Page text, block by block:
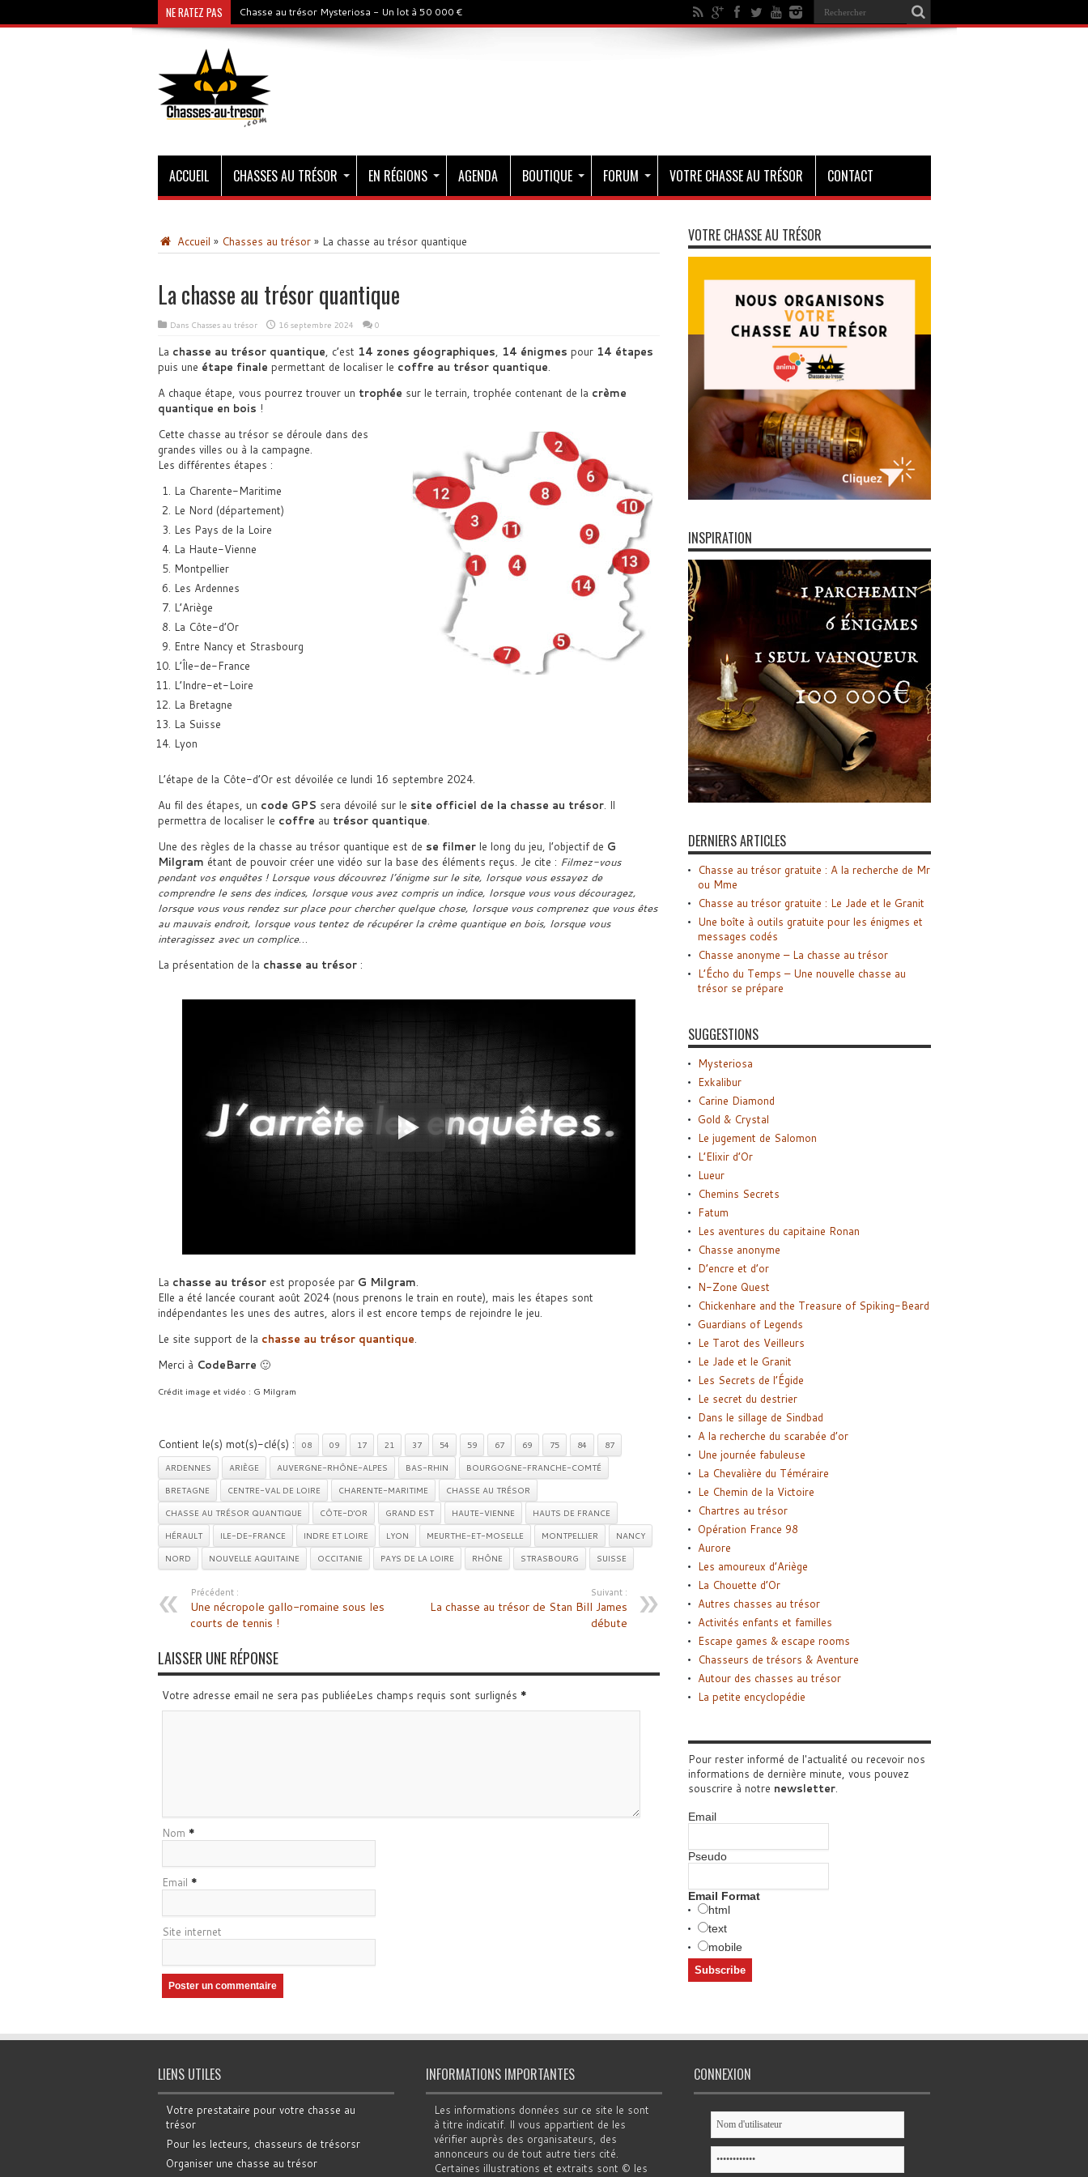
NE RATEZ PAS Chasse au trésor Mysteriosa - Un lot à 50 000 €
ACCUEIL CHASSES AU TRÉSOR EN RÉGIONS AGENDA BOUTIQUE FORUM VOTRE CHASSE AU TRÉSOR CONTACT
Accueil » Chasses au trésor » La chasse au trésor quantique
La chasse au trésor quantique
Dans Chasses au trésor 16 septembre 2024 0
La chasse au trésor quantique, c’est 14 zones géographiques, 14 énigmes pour 14 étapes
puis une étape finale permettant de localiser le coffre au trésor quantique.
A chaque étape, vous pourrez trouver un trophée sur le terrain, trophée contenant de la crème
quantique en bois !
Cette chasse au trésor se déroule dans des
grandes villes ou à la campagne.
Les différentes étapes :
La Charente-Maritime
Le Nord (département)
Les Pays de la Loire
La Haute-Vienne
Montpellier
Les Ardennes
L’Ariège
La Côte-d’Or
Entre Nancy et Strasbourg
L’Île-de-France
L’Indre-et-Loire
La Bretagne
La Suisse
Lyon
L’étape de la Côte-d’Or est dévoilée ce lundi 16 septembre 2024.
Au fil des étapes, un code GPS sera dévoilé sur le site officiel de la chasse au trésor. Il
permettra de localiser le coffre au trésor quantique.
Une des règles de la chasse au trésor quantique est de se filmerle long du jeu, l’objectif de G
Milgram étant de pouvoir créer une vidéo sur la base des éléments reçus. Je cite : Filmez-vous
pendant vos enquêtes ! Lorsque vous découvrez l’énigme sur le site, lorsque vous essayez de
comprendre le sens des indices, lorsque vous avez compris un indice, lorsque vous vous découragez,
lorsque vous vous rendez sur place pour chercher quelque chose, lorsque vous comprenez que vous êtes
au mauvais endroit, lorsque vous tentez de récupérer la crème quantique en bois, lorsque vous
interagissez avec un complice…
La présentation de la chasse au trésor:
La chasse au trésorest proposée par G Milgram.
Elle a été lancée courant août 2024 (nous prenons le train en route), mais les étapes sont
indépendantes les unes des autres, alors il est encore temps de rejoindre le jeu.
Le site support de la chasse au trésor quantique.
Merci à CodeBarre 🙂
Crédit image et vidéo : G Milgram
Contient le(s) mot(s)-clé(s) : 08 09 17 21 37 54 59 67 69 75 84
87
ARDENNES
ARIÈGE AUVERGNE-RHÔNE-ALPES BAS-RHIN
BOURGOGNE-FRANCHE-COMTÉ
BRETAGNE
CENTRE-VAL DE LOIRE CHARENTE-MARITIME
CHASSE AU TRÉSOR
CHASSE AU TRÉSOR QUANTIQUE
CÔTE-D'OR GRAND EST HAUTE-VIENNE
HAUTS DE FRANCE
HÉRAULT
ILE-DE-FRANCE INDRE ET LOIRE LYON MEURTHE-ET-MOSELLE MONTPELLIER
NANCY
NORD
NOUVELLE AQUITAINE OCCITANIE PAYS DE LA LOIRE RHÔNE STRASBOURG SUISSE
Précédent :
Une nécropole gallo-romaine sous les
courts de tennis !
Suivant :
La chasse au trésor de Stan Bill James
débute
LAISSER UNE RÉPONSE
Votre adresse email ne sera pas publiéeLes champs requis sont surlignés *
Nom *
Email *
Site internet
VOTRE CHASSE AU TRÉSOR
INSPIRATION
DERNIERS ARTICLES
Chasse au trésor gratuite : A la recherche de Mr
ou Mme
Chasse au trésor gratuite : Le Jade et le Granit
Une boîte à outils gratuite pour les énigmes et
messages codés
Chasse anonyme – La chasse au trésor
L’Écho du Temps – Une nouvelle chasse au
trésor se prépare
SUGGESTIONS
Mysteriosa
Exkalibur
Carine Diamond
Gold & Crystal
Le jugement de Salomon
L’Elixir d’Or
Lueur
Chemins Secrets
Fatum
Les aventures du capitaine Ronan
Chasse anonyme
D’encre et d’or
N-Zone Quest
Chickenhare and the Treasure of Spiking-Beard
Guardians of Legends
Le Tarot des Veilleurs
Le Jade et le Granit
Les Secrets de l’Égide
Le secret du destrier
Dans le sillage de Sindbad
A la recherche du scarabée d’or
Une journée fabuleuse
La Chevalière du Téméraire
Le Chemin de la Victoire
Chartres au trésor
Opération France 98
Aurore
Les amoureux d’Ariège
La Chouette d’Or
Autres chasses au trésor
Activités enfants et familles
Escape games & escape rooms
Chasseurs de trésors & Aventure
Autour des chasses au trésor
La petite encyclopédie
Pour rester informé de l'actualité ou recevoir nos
informations de dernière minute, vous pouvez
souscrire à notre newsletter.
Email
Pseudo
Email Format
html
text
mobile
LIENS UTILES
Votre prestataire pour votre chasse au
trésor
Pour les lecteurs, chasseurs de trésorsr
Organiser une chasse au trésor
INFORMATIONS IMPORTANTES
Les informations données sur ce site le sont
à titre indicatif. Il vous appartient de les
vérifier auprès des organisateurs, des
annonceurs ou de tout autre tiers cité.
Certaines illustrations et extraits sont © les
CONNEXION